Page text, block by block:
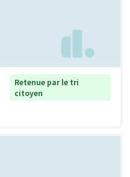
Retenue par le tri
citoyen